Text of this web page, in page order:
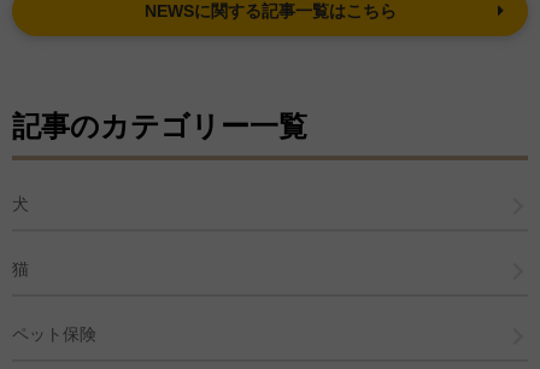
NEWSに関する記事一覧はこちら
記事のカテゴリー一覧
犬
猫
ペット保険